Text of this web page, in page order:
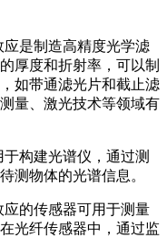
是制造高精度光学滤
厚度和折射率，可以制
如带通滤光片和截止滤
量、激光技术等领域有
构建光谱仪，通过测
测物体的光谱信息。
的传感器可用于测量
光纤传感器中，通过监